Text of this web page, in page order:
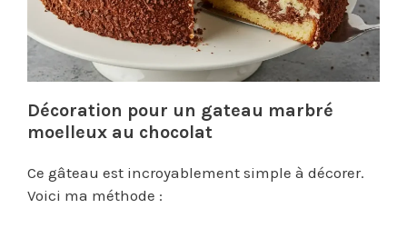
Décoration pour un gateau marbré
moelleux au chocolat
Ce gâteau est incroyablement simple à décorer.
Voici ma méthode :